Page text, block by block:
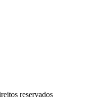
reservados